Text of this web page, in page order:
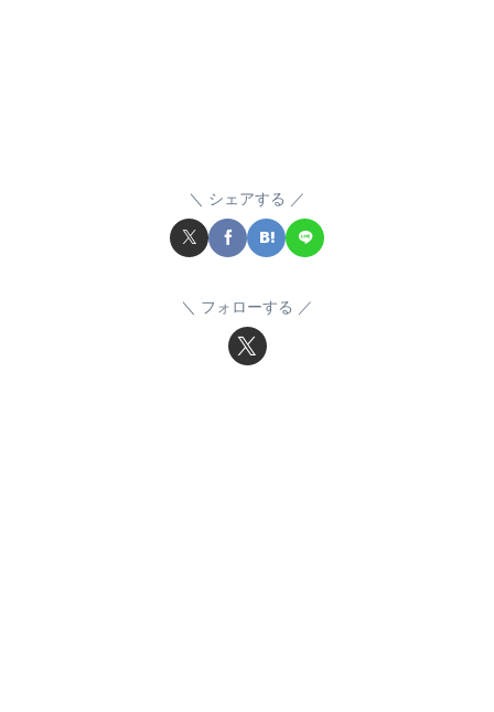
シェアする
フォローする